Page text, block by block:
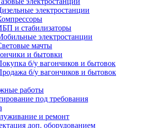
электростанции
и стабилизаторы
электростанции
мачты
и бытовки
б/у вагончиков и бытовок
б/у вагончиков и бытовок
работы
под требования
и ремонт
доп. оборудованием